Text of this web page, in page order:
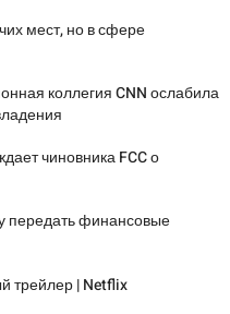
мест, но в сфере
коллегия CNN ослабила
чиновника FCC о
передать финансовые
трейлер | Netflix